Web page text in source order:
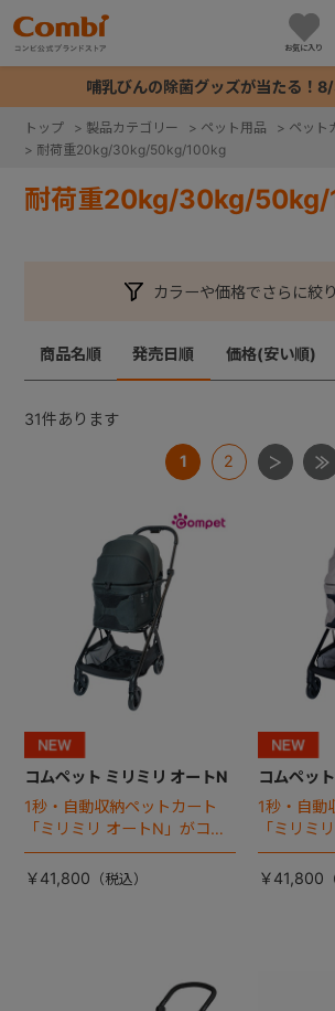
お気に入り
哺乳びんの除菌グッズが当たる！
トップ > 製品カテゴリー > ペット用品 > ペット
> 耐荷重20kg/30kg/50kg/100kg
耐荷重20kg/30kg/
カラーや価格でさらに絞
商品名順 発売日順 価格(安い順)
31件あります
1 2
コムペット ミリミリ オートN
1秒・自動収納ペットカート
「ミリミリ オートN」がコム
ペットから登場！
￥41,800
コムペッ
1秒・自動
「ミリミ
ペットか
￥41,800